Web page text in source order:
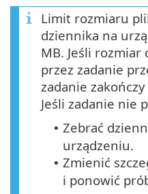
Limit rozmiaru
dziennika na
MB. Jeśli
przez zadanie
zadanie
Jeśli zadanie nie
• Zebrać
urządzeniu.
• Zmienić
i ponowić